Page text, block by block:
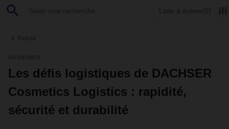
Liste à suivre(0)
Retour
05/15/2025
Les défis logistiques de DACHSER
Cosmetics Logistics : rapidité,
sécurité et durabilité